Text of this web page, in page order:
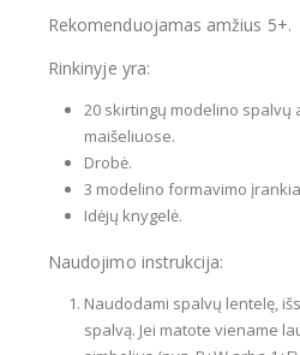
Rekomenduojamas amžius 5+.
Rinkinyje yra:
20 skirtingų modelino
maišeliuose.
Drobė.
3 modelino formavimo
Idėjų knygelė.
Naudojimo instrukcija:
Naudodami spalvų lentelę,
spalvą. Jei matote viename